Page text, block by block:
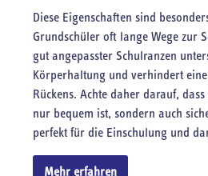
Diese Eigenschaften sind
Grundschüler oft lange Wege zur
gut angepasster Schulranzen
Körperhaltung und verhindert
Rückens. Achte daher darauf,
nur bequem ist, sondern auch
perfekt für die Einschulung und
Mehr erfahren